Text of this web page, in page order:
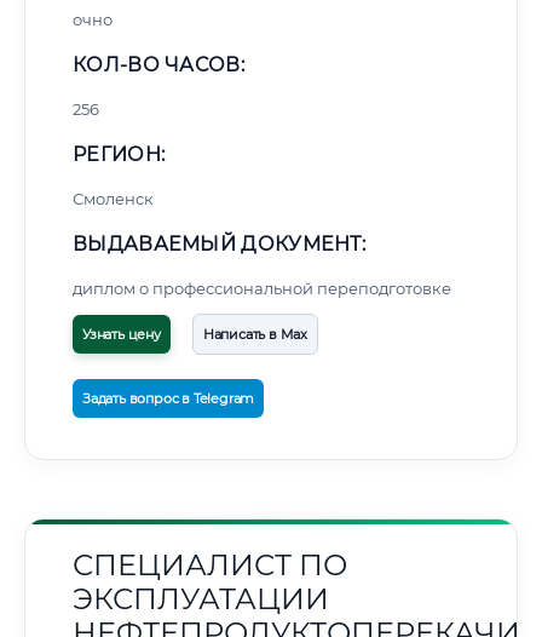
очно
КОЛ-ВО ЧАСОВ:
256
РЕГИОН:
Смоленск
ВЫДАВАЕМЫЙ ДОКУМЕНТ:
диплом о профессиональной переподготовке
Узнать цену Написать в Max
Задать вопрос в Telegram
СПЕЦИАЛИСТ ПО
ЭКСПЛУАТАЦИИ